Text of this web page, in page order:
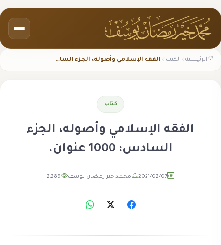
الرئيسية الكتب الفقه الإسلامي وأصوله، الجزء السادس: 1000 عنوان.
كتاب
الفقه الإسلامي وأصوله، الجزء
السادس: 1000 عنوان.
2021/02/07 محمد خير رمضان يوسف 2,289